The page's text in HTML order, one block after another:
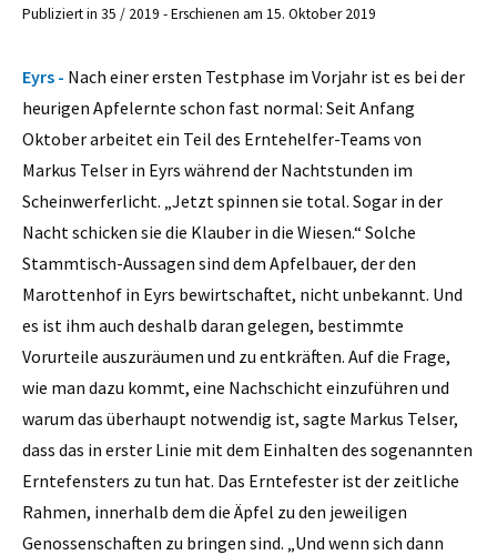
Publiziert in 35 / 2019 - Erschienen am 15. Oktober 2019
Eyrs - Nach einer ersten Testphase im Vorjahr ist es bei der
heurigen Apfelernte schon fast normal: Seit Anfang
Oktober arbeitet ein Teil des Erntehelfer-Teams von
Markus Telser in Eyrs während der Nachtstunden im
Scheinwerferlicht. „Jetzt spinnen sie total. Sogar in der
Nacht schicken sie die Klauber in die Wiesen.“ Solche
Stammtisch-Aussagen sind dem Apfelbauer, der den
Marottenhof in Eyrs bewirtschaftet, nicht unbekannt. Und
es ist ihm auch deshalb daran gelegen, bestimmte
Vorurteile auszuräumen und zu entkräften. Auf die Frage,
wie man dazu kommt, eine Nachschicht einzuführen und
warum das überhaupt notwendig ist, sagte Markus Telser,
dass das in erster Linie mit dem Einhalten des sogenannten
Erntefensters zu tun hat. Das Erntefester ist der zeitliche
Rahmen, innerhalb dem die Äpfel zu den jeweiligen
Genossenschaften zu bringen sind. „Und wenn sich dann